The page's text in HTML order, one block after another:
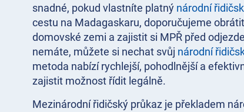
snadné, pokud vlastníte platný národní
cestu na Madagaskaru, doporučujeme
domovské zemi a zajistit si MPŘ před
nemáte, můžete si nechat svůj národní
metoda nabízí rychlejší, pohodlnější a
zajistit možnost řídit legálně.
Mezinárodní řidičský průkaz je překladem